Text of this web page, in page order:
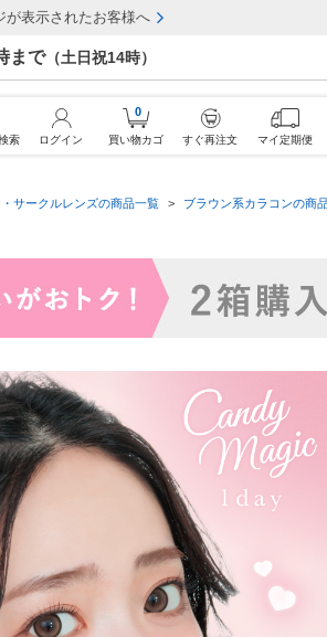
まで（土日祝14時）
が表示されたお客様へ
サークルレンズの商品一覧 ブラウン系カラコンの商
索 ログイン
0
買い物カゴ すぐ再注文 マイ定期便